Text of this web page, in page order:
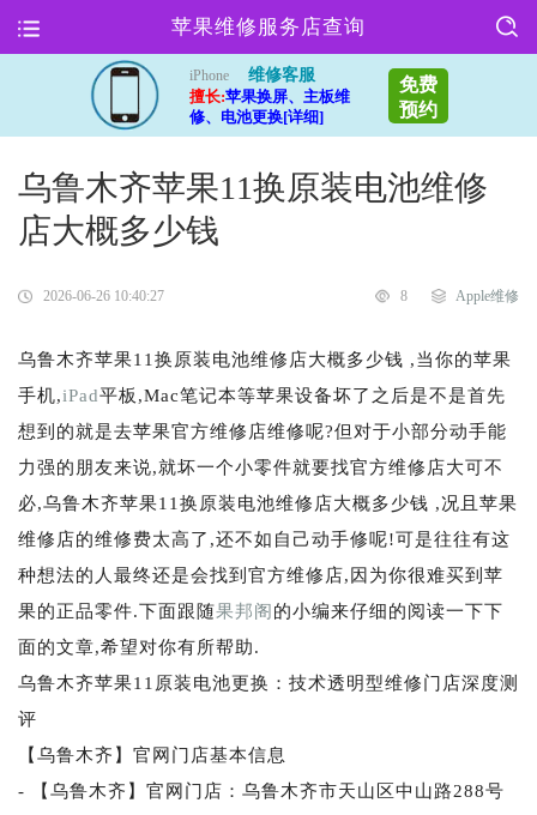
苹果维修服务店查询
iPhone
维修客服
擅长:苹果换屏、主板维
修、电池更换[详细]
免费
预约
乌鲁木齐苹果11换原装电池维修
店大概多少钱
2026-06-26 10:40:27 8 Apple维修
乌鲁木齐苹果11换原装电池维修店大概多少钱 ,当你的苹果
手机,iPad平板,Mac笔记本等苹果设备坏了之后是不是首先
想到的就是去苹果官方维修店维修呢?但对于小部分动手能
力强的朋友来说,就坏一个小零件就要找官方维修店大可不
必,乌鲁木齐苹果11换原装电池维修店大概多少钱 ,况且苹果
维修店的维修费太高了,还不如自己动手修呢!可是往往有这
种想法的人最终还是会找到官方维修店,因为你很难买到苹
果的正品零件.下面跟随果邦阁的小编来仔细的阅读一下下
面的文章,希望对你有所帮助.
乌鲁木齐苹果11原装电池更换：技术透明型维修门店深度测
评
【乌鲁木齐】官网门店基本信息
- 【乌鲁木齐】官网门店：乌鲁木齐市天山区中山路288号